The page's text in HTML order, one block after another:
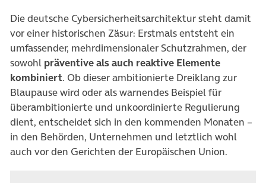
Die deutsche Cybersicherheitsarchitektur steht damit
vor einer historischen Zäsur: Erstmals entsteht ein
umfassender, mehrdimensionaler Schutzrahmen, der
sowohl präventive als auch reaktive Elemente
kombiniert. Ob dieser ambitionierte Dreiklang zur
Blaupause wird oder als warnendes Beispiel für
überambitionierte und unkoordinierte Regulierung
dient, entscheidet sich in den kommenden Monaten –
in den Behörden, Unternehmen und letztlich wohl
auch vor den Gerichten der Europäischen Union.